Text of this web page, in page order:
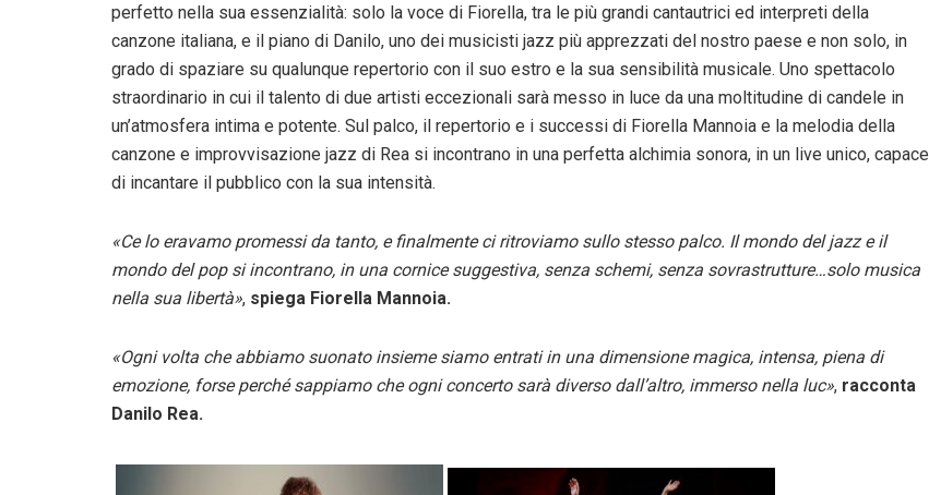
perfetto nella sua essenzialità: solo la voce di Fiorella, tra le più grandi cantautrici ed interpreti della
canzone italiana, e il piano di Danilo, uno dei musicisti jazz più apprezzati del nostro paese e non solo, in
grado di spaziare su qualunque repertorio con il suo estro e la sua sensibilità musicale. Uno spettacolo
straordinario in cui il talento di due artisti eccezionali sarà messo in luce da una moltitudine di candele in
un’atmosfera intima e potente. Sul palco, il repertorio e i successi di Fiorella Mannoia e la melodia della
canzone e improvvisazione jazz di Rea si incontrano in una perfetta alchimia sonora, in un live unico, capace
di incantare il pubblico con la sua intensità.
«Ce lo eravamo promessi da tanto, e finalmente ci ritroviamo sullo stesso palco. Il mondo del jazz e il
mondo del pop si incontrano, in una cornice suggestiva, senza schemi, senza sovrastrutture…solo musica
nella sua libertà», spiega Fiorella Mannoia.
«Ogni volta che abbiamo suonato insieme siamo entrati in una dimensione magica, intensa, piena di
emozione, forse perché sappiamo che ogni concerto sarà diverso dall’altro, immerso nella luc», racconta
Danilo Rea.